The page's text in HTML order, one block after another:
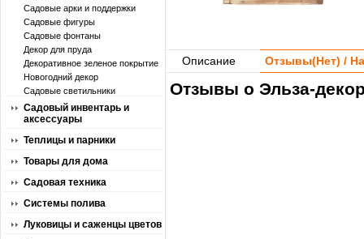
Садовые арки и поддержки
Садовые фигуры
Садовые фонтаны
Декор для пруда
Декоративное зеленое покрытие
Новогодний декор
Садовые светильники
Садовый инвентарь и
аксессуары
Теплицы и парники
Товары для дома
Садовая техника
Системы полива
Луковицы и саженцы цветов
Описание Отзывы(Нет) /
Отзывы о Эльза-